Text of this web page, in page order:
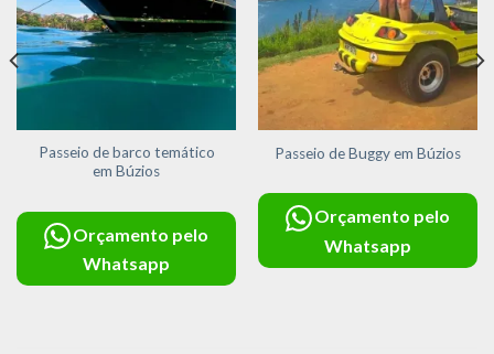
Passeio de barco temático
em Búzios
Orçamento pelo
Whatsapp
Passeio de Buggy em Búzios
Orçamento pelo
Whatsapp